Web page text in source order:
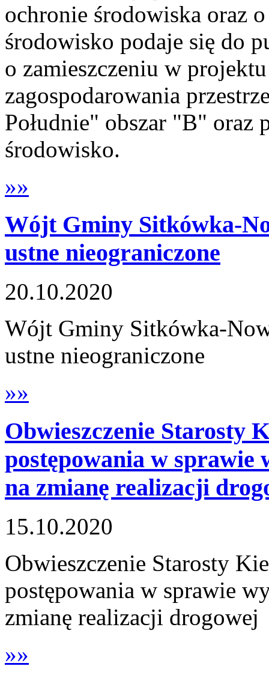
ochronie środowiska oraz
środowisko podaje się do
o zamieszczeniu w
zagospodarowania
Południe" obszar "B" oraz
środowisko.
»»
Wójt Gminy Sitkówka-
ustne nieograniczone
20.10.2020
Wójt Gminy Sitkówka-
ustne nieograniczone
»»
Obwieszczenie Starosty
postępowania w sprawie
na zmianę realizacji
15.10.2020
Obwieszczenie Starosty
postępowania w sprawie
zmianę realizacji drogowej
»»